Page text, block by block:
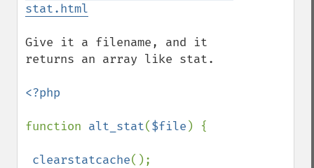
stat.html
Give it a filename, and it
returns an array like stat.
<?php
function alt_stat($file ) {
clearstatcache();